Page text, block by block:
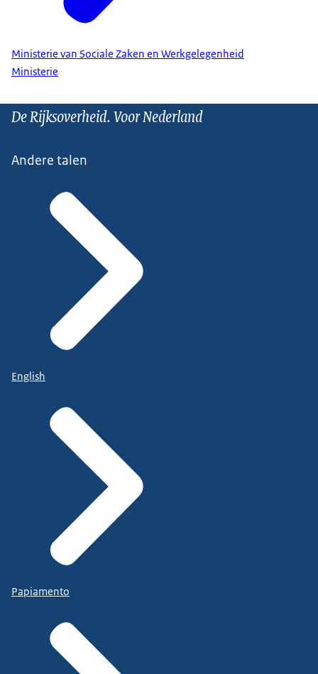
Ministerie van Sociale Zaken en Werkgelegenheid
Ministerie
De Rijksoverheid. Voor Nederland
Andere talen
English
Papiamento